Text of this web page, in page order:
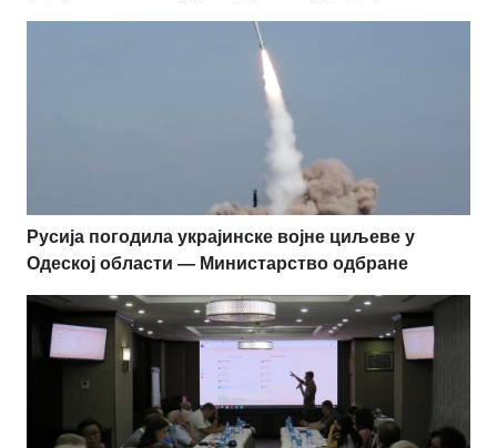
Русија погодила украјинске војне циљеве у
Одеској области — Министарство одбране